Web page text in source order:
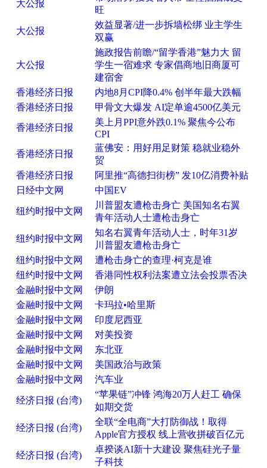
大公报
旺
大公报
效益显著/进一步拆墙松绑 业主学生
双赢
大公报
施政报告前瞻/“留学香港”魅力大 留
学生一宿难求 专家倡商地旧商厦可
建宿舍
香港经济日报
内地8月CPI降0.4% 创半年最大跌幅
香港经济日报
甲骨文大爆发 AI定单逾4500亿美元
香港经济日报
美上月PPI意外跌0.1% 聚焦今公布
CPI
香港经济日报
蓝佛安：用好用足财策 稳就业稳外
贸
香港经济日报
阿里推“高德扫街榜” 发10亿消费补贴
日经中文网
中国EV
纽约时报中文网
川普盟友遭枪击身亡 美国知名右翼
青年活动人士遭枪击身亡
纽约时报中文网
知名右翼青年活动人士，时年31岁
川普盟友遭枪击身亡
纽约时报中文网
遭枪击身亡的查理·柯克是谁
纽约时报中文网
香港同性权利法案遭立法会投票否决
金融时报中文网
伊朗
金融时报中文网
卡玛拉•哈里斯
金融时报中文网
印度尼西亚
金融时报中文网
对美投资
金融时报中文网
东北亚
金融时报中文网
美国政治与政策
金融时报中文网
汽车业
经济日报 (台湾)
“苹果链”冲锋 鸿海20万人赶工 确保
如期交货
经济日报 (台湾)
全联“全电商”大打防御战！取得
Apple官方授权 线上营收拼破百亿元
经济日报 (台湾)
卓揆谈AI新十大建设 聚焦硅光子量
子科技